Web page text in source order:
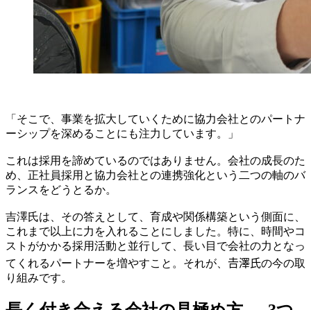
「そこで、事業を拡大していくために協力会社とのパートナ
ーシップを深めることにも注力しています。」
これは採用を諦めているのではありません。会社の成長のた
め、正社員採用と協力会社との連携強化という二つの軸のバ
ランスをどうとるか。
吉澤氏は、その答えとして、育成や関係構築という側面に、
これまで以上に力を入れることにしました。特に、時間やコ
ストがかかる採用活動と並行して、長い目で会社の力となっ
てくれるパートナーを増やすこと。それが、𠮷澤氏の今の取
り組みです。